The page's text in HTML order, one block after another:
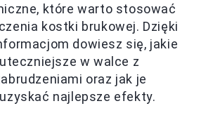
które warto stosować
kostki brukowej. Dzięki
dowiesz się, jakie
w walce z
oraz jak je
najlepsze efekty.